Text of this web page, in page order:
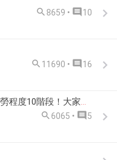
 8659 •  10
 11690 •  16
【淡淡的哀傷】宅宅的疲勞程度10階段！大家現在在哪一個等級呢(´・ω・`)？
 6065 •  5